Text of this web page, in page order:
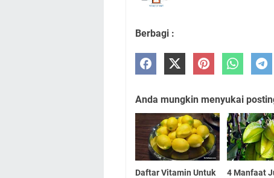
Berbagi :
Anda mungkin menyukai
Daftar Vitamin Untuk
4 Manfaat